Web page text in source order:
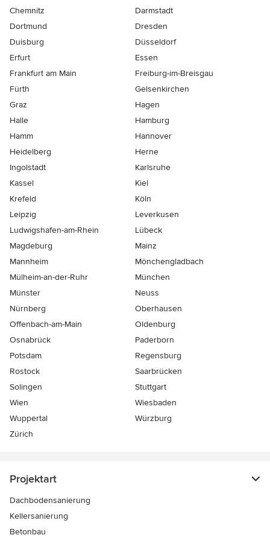
Chemnitz
Darmstadt
Dortmund
Dresden
Duisburg
Düsseldorf
Erfurt
Essen
Frankfurt am Main
Freiburg-im-Breisgau
Fürth
Gelsenkirchen
Graz
Hagen
Halle
Hamburg
Hamm
Hannover
Heidelberg
Herne
Ingolstadt
Karlsruhe
Kassel
Kiel
Krefeld
Köln
Leipzig
Leverkusen
Ludwigshafen-am-Rhein
Lübeck
Magdeburg
Mainz
Mannheim
Mönchen­gladbach
Mülheim-an-der-Ruhr
München
Münster
Neuss
Nürnberg
Oberhausen
Offenbach-am-Main
Oldenburg
Osnabrück
Paderborn
Potsdam
Regensburg
Rostock
Saarbrücken
Solingen
Stuttgart
Wien
Wiesbaden
Wuppertal
Würzburg
Zürich
Projektart
Dachbodensanierung
Kellersanierung
Betonbau